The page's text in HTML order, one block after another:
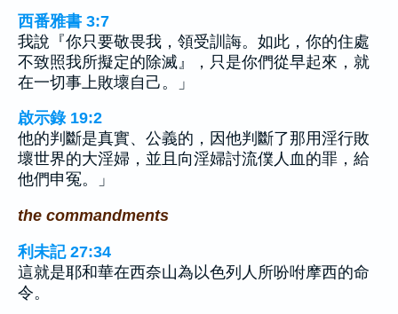
西番雅書 3:7
我說『你只要敬畏我，領受訓誨。如此，你的住處
不致照我所擬定的除滅』，只是你們從早起來，就
在一切事上敗壞自己。」
啟示錄 19:2
他的判斷是真實、公義的，因他判斷了那用淫行敗
壞世界的大淫婦，並且向淫婦討流僕人血的罪，給
他們申冤。」
the commandments
利未記 27:34
這就是耶和華在西奈山為以色列人所吩咐摩西的命
令。